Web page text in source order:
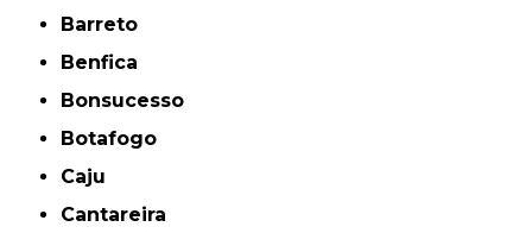
Barreto
Benfica
Bonsucesso
Botafogo
Caju
Cantareira